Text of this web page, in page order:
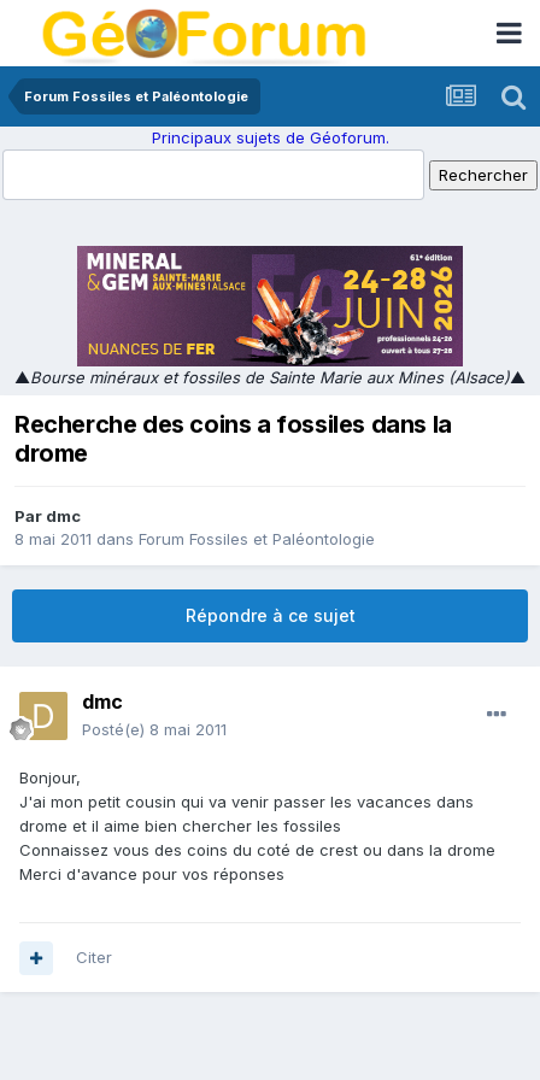
Forum Fossiles et Paléontologie
Principaux sujets de Géoforum.
▲Bourse minéraux et fossiles de Sainte Marie aux Mines (Alsace)▲
Recherche des coins a fossiles dans la
drome
Par dmc
8 mai 2011 dans Forum Fossiles et Paléontologie
Répondre à ce sujet
dmc
Posté(e) 8 mai 2011
Bonjour,
J'ai mon petit cousin qui va venir passer les vacances dans
drome et il aime bien chercher les fossiles
Connaissez vous des coins du coté de crest ou dans la drome
Merci d'avance pour vos réponses
Citer